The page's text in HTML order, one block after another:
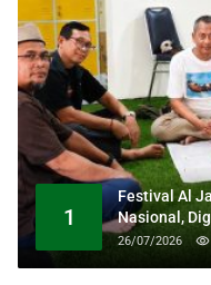
1
Festival Al
Nasional,
Masjid Raya
26/07/2026